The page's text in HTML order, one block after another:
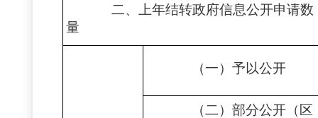
二、上年结转政府信息公开申请数
量
（一）予以公开
（二）部分公开（区